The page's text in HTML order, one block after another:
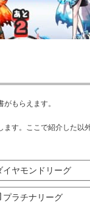
もらえます。
ます。ここで紹介した
イヤモンドリーグ
プラチナリーグ